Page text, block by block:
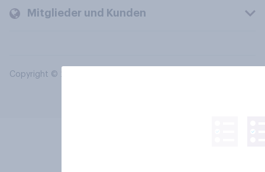
Mitglieder und Kunden
Copyright © 2026 YouGov PLC. Alle Rechte vorbehalten.